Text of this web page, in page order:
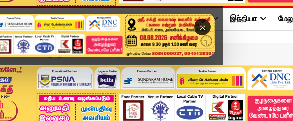
×
அண்மை தமிழ்நாடு சினிமா அரசியல் விளையாட்டு இந்தியா
தாம்பரம் அரசு மருத்துவமனையில் எலிகள் நடமாட்டம்....